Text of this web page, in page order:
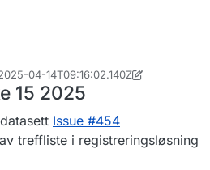
04-14T09:16:02.140Z
15 2025
Issue #454
treffliste i registreringsløsning